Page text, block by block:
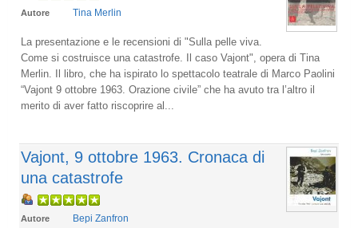
Autore Tina Merlin
La presentazione e le recensioni di "Sulla pelle viva.
Come si costruisce una catastrofe. Il caso Vajont", opera di Tina
Merlin. Il libro, che ha ispirato lo spettacolo teatrale di Marco Paolini
“Vajont 9 ottobre 1963. Orazione civile” che ha avuto tra l’altro il
merito di aver fatto riscoprire al...
Vajont, 9 ottobre 1963. Cronaca di
una catastrofe
Autore Bepi Zanfron